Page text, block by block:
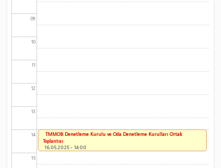
09
10
11
12
13
14
15
TMMOB Denetleme Kurulu ve Oda Denetleme Kurulları Ortak
Toplantısı
16.05.2025 - 14:00